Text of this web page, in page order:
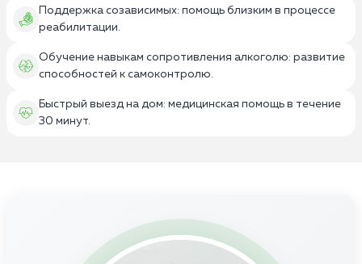
Поддержка созависимых: помощь близким в процессе
реабилитации.
Обучение навыкам сопротивления алкоголю: развитие
способностей к самоконтролю.
Быстрый выезд на дом: медицинская помощь в течение
30 минут.